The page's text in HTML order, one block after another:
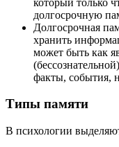
долгосрочную
Долгосрочная
хранить
может быть как
факты, события,
Типы памяти
В психологии